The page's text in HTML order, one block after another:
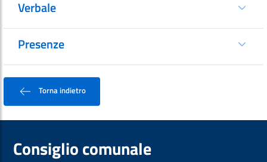
Verbale
Presenze
Torna indietro
Consiglio comunale